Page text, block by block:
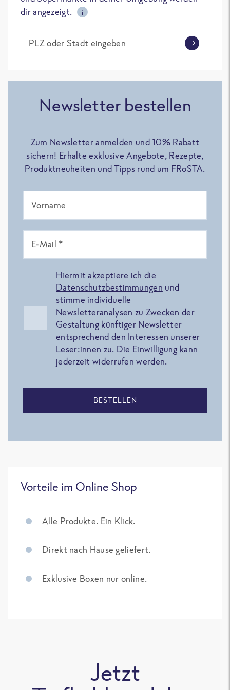
dir angezeigt.
i
PLZ oder Stadt eingeben
Newsletter bestellen
Zum Newsletter anmelden und 10% Rabatt
sichern! Erhalte exklusive Angebote, Rezepte,
Produktneuheiten und Tipps rund um FRoSTA.
Vorname
E-Mail *
Hiermit akzeptiere ich die
Datenschutzbestimmungen und
stimme individuelle
Newsletteranalysen zu Zwecken der
Gestaltung künftiger Newsletter
entsprechend den Interessen unserer
Leser:innen zu. Die Einwilligung kann
jederzeit widerrufen werden.
BESTELLEN
Vorteile im Online Shop
Alle Produkte. Ein Klick.
Direkt nach Hause geliefert.
Exklusive Boxen nur online.
Jetzt